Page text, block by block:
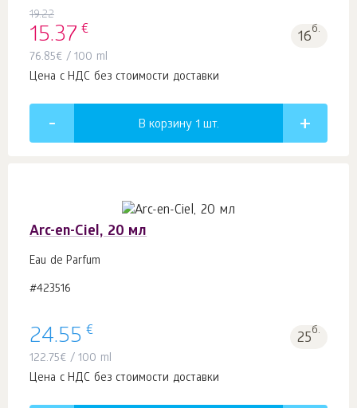
19.22
15.37 € 16б.
76.85€ / 100 ml
Цена с НДС без стоимости доставки
В корзину 1 шт.
Arc-en-Ciel, 20 мл
Eau de Parfum
#423516
24.55 € 25б.
122.75€ / 100 ml
Цена с НДС без стоимости доставки